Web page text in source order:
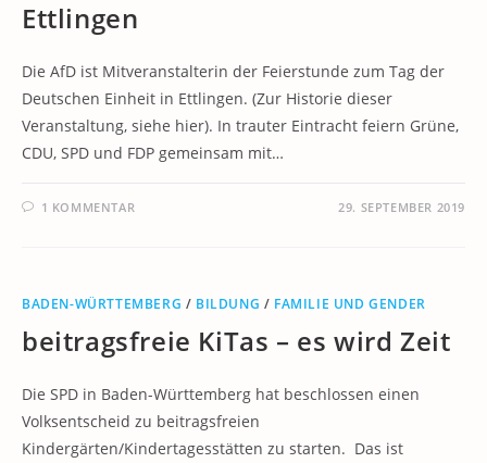
Ettlingen
Die AfD ist Mitveranstalterin der Feierstunde zum Tag der
Deutschen Einheit in Ettlingen. (Zur Historie dieser
Veranstaltung, siehe hier). In trauter Eintracht feiern Grüne,
CDU, SPD und FDP gemeinsam mit…
1 KOMMENTAR 29. SEPTEMBER 2019
BADEN-WÜRTTEMBERG / BILDUNG / FAMILIE UND GENDER
beitragsfreie KiTas – es wird Zeit
Die SPD in Baden-Württemberg hat beschlossen einen
Volksentscheid zu beitragsfreien
Kindergärten/Kindertagesstätten zu starten. Das ist